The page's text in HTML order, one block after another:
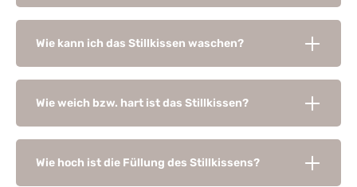
Wie kann ich das Stillkissen waschen?
Wie weich bzw. hart ist das Stillkissen?
Wie hoch ist die Füllung des Stillkissens?